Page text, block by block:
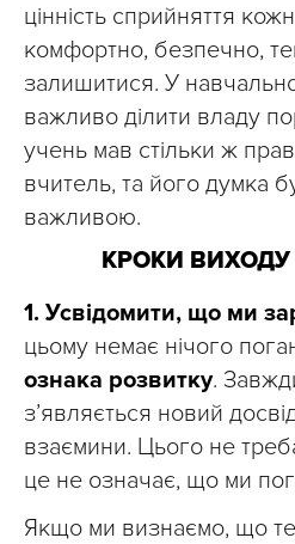
цінність сприйняття
комфортно, безпечно,
залишитися. У
важливо ділити владу
учень мав стільки ж
вчитель, та його думка
важливою.
КРОКИ ВИХОДУ
1. Усвідомити, що ми
цьому немає нічого
ознака розвитку.
з’являється новий
взаємини. Цього не
це не означає, що ми
Якщо ми визнаємо, що